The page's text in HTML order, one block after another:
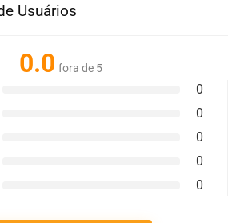
Usuários
0.0 fora de 5
0
0
0
0
0